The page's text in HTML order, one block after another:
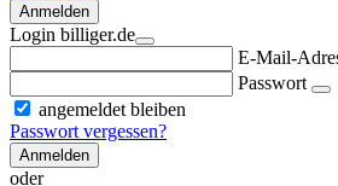
Anmelden
Login billiger.de
E-Mail-
Passwort
angemeldet bleiben
Passwort vergessen?
Anmelden
oder